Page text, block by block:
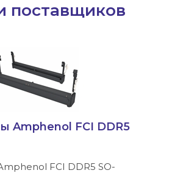
поставщиков
Amphenol FCI DDR5
FCI DDR5 SO-